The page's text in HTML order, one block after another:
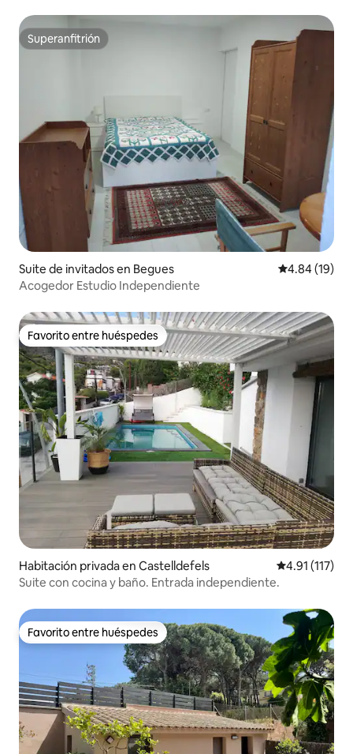
Superanfitrión
Superanfitrión
Suite de invitados en Begues Calificación
4.84 (19)
Acogedor Estudio Independiente
Favorito entre huéspedes
Favorito entre huéspedes
Habitación privada en Castelldefels Calificación
4.91 (117)
Suite con cocina y baño. Entrada independiente.
Favorito entre huéspedes
Favorito entre huéspedes